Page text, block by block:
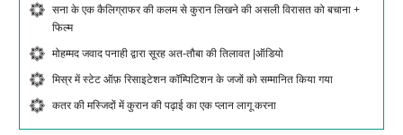
सना के एक कैलिग्राफर की कलम से कुरान लिखने की असली विरासत को बचाना +
फिल्म
मोहम्मद जवाद पनाही द्वारा सूरह अत-तौबा की तिलावत |ऑडियो
मिस्र में स्टेट ऑफ़ रिसाइटेशन कॉम्पिटिशन के जजों को सम्मानित किया गया
कतर की मस्जिदों में कुरान की पढ़ाई का एक प्लान लागू करना